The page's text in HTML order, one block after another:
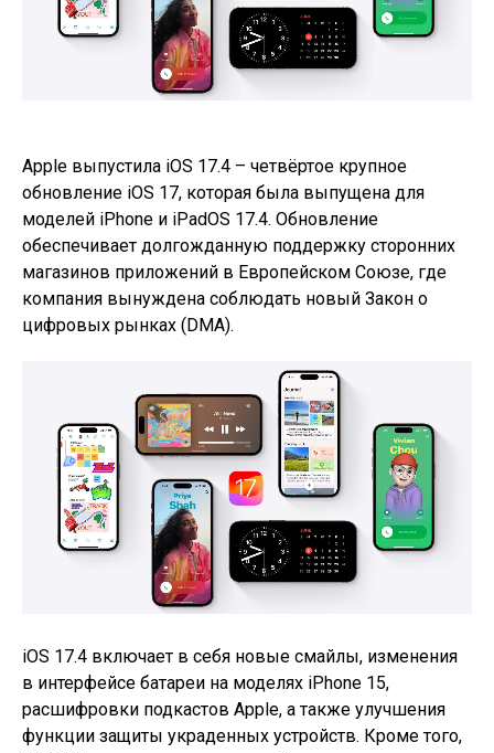
Apple выпустила iOS 17.4 – четвёртое крупное
обновление iOS 17, которая была выпущена для
моделей iPhone и iPadOS 17.4. Обновление
обеспечивает долгожданную поддержку сторонних
магазинов приложений в Европейском Союзе, где
компания вынуждена соблюдать новый Закон о
цифровых рынках (DMA).
iOS 17.4 включает в себя новые смайлы, изменения
в интерфейсе батареи на моделях iPhone 15,
расшифровки подкастов Apple, а также улучшения
функции защиты украденных устройств. Кроме того,